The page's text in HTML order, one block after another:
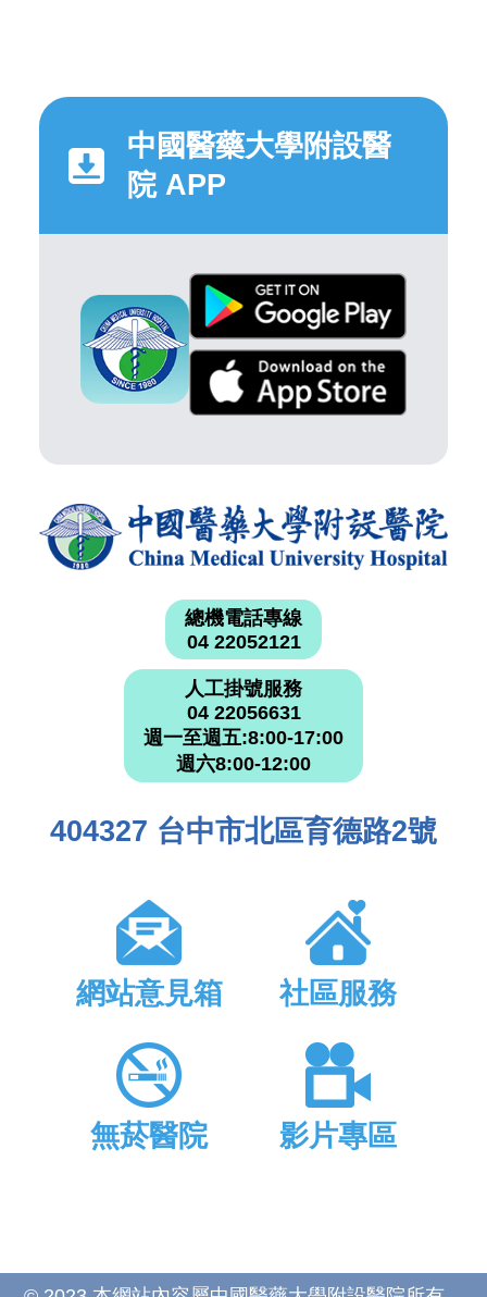
中國醫藥大學附設醫
院 APP
總機電話專線
04 22052121
人工掛號服務
04 22056631
週一至週五:8:00-17:00
週六8:00-12:00
404327 台中市北區育德路2號
網站意見箱 社區服務
無菸醫院 影片專區